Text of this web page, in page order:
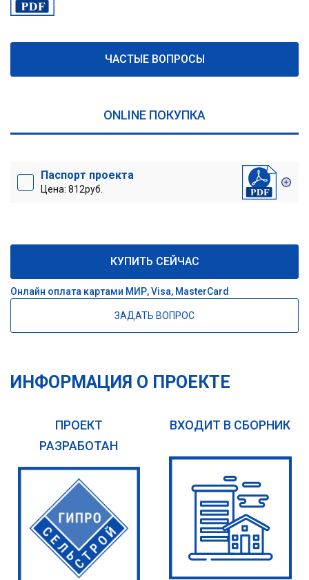
ЧАСТЫЕ ВОПРОСЫ
ONLINE ПОКУПКА
Паспорт проекта
Цена: 812руб.
КУПИТЬ СЕЙЧАС
Онлайн оплата картами МИР, Visa, MasterCard
ЗАДАТЬ ВОПРОС
ИНФОРМАЦИЯ О ПРОЕКТЕ
ПРОЕКТ
РАЗРАБОТАН
ВХОДИТ В СБОРНИК